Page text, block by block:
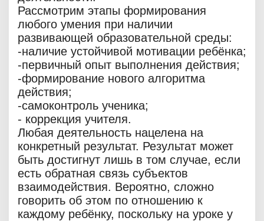
Рассмотрим этапы формирования
любого умения при наличии
развивающей образовательной среды:
-наличие устойчивой мотивации ребёнка;
-первичный опыт выполнения действия;
-формирование нового алгоритма
действия;
-самоконтроль ученика;
- коррекция учителя.
Любая деятельность нацелена на
конкретный результат. Результат может
быть достигнут лишь в том случае, если
есть обратная связь субъектов
взаимодействия. Вероятно, сложно
говорить об этом по отношению к
каждому ребёнку, поскольку на уроке у